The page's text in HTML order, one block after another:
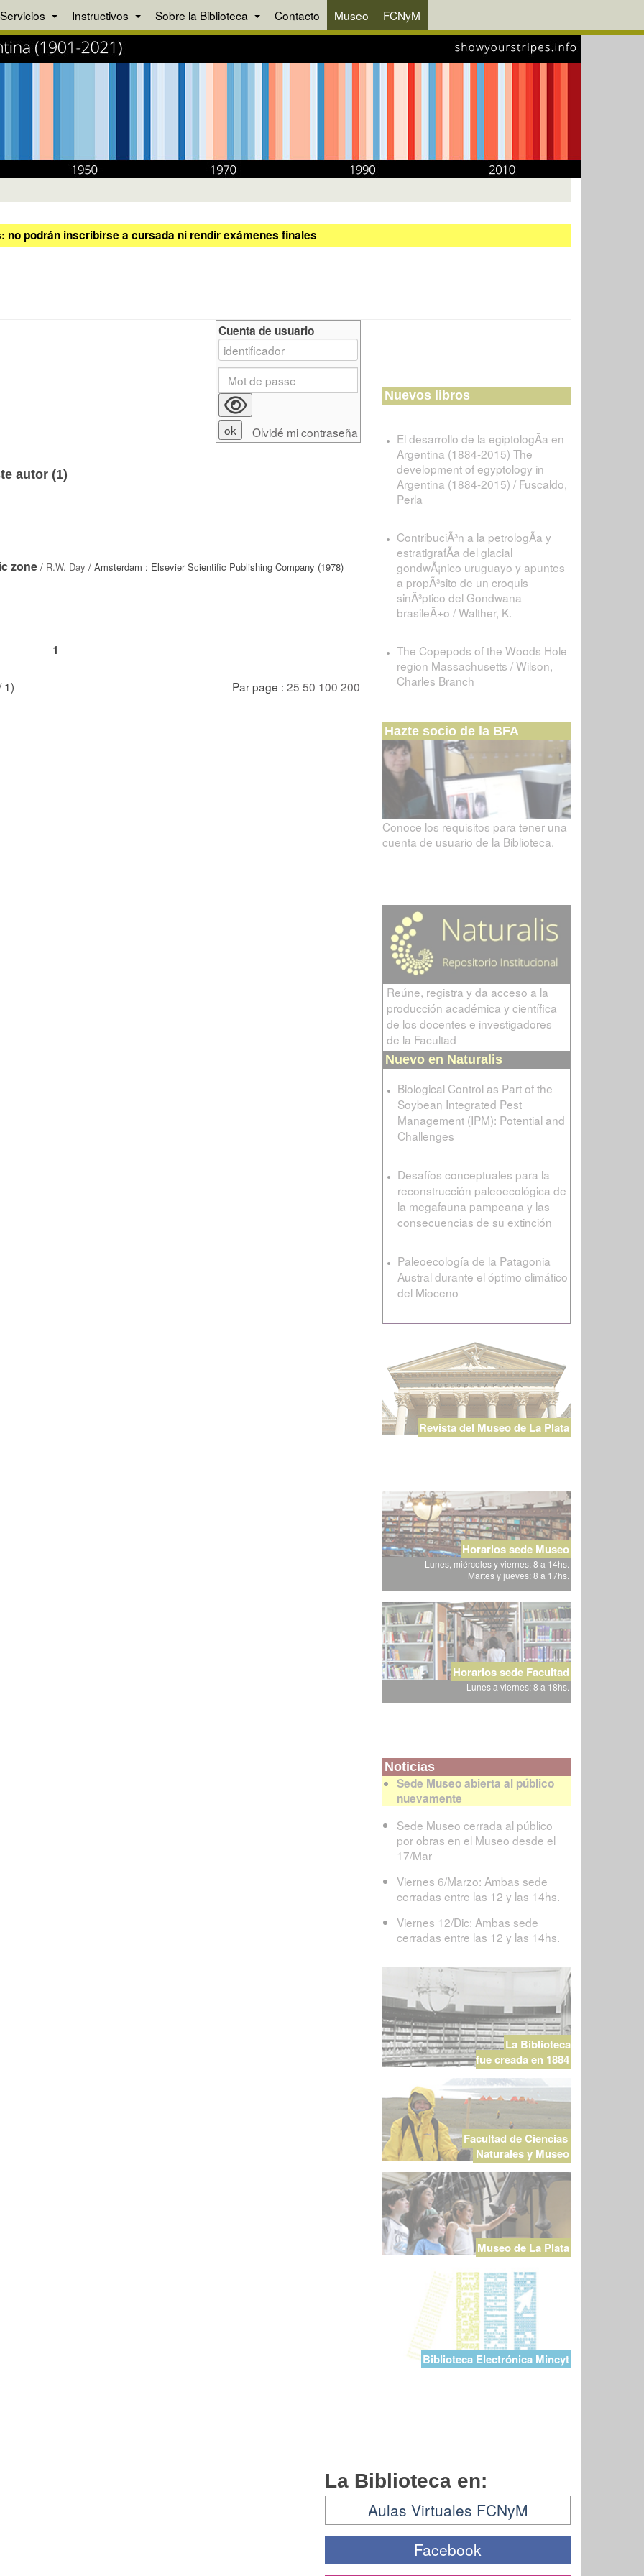
Servicios Instructivos Sobre la Biblioteca Contacto Museo FCNyM
podrán inscribirse a cursada ni rendir exámenes finales
autor (1)
zone / R.W. Day / Amsterdam : Elsevier Scientific Publishing Company (1978)
1
1) Par page : 25 50 100 200
Cuenta de usuario
Olvidé mi contraseña
Nuevos libros
El desarrollo de la egiptologÃ­a en
Argentina (1884-2015) The
development of egyptology in
Argentina (1884-2015) / Fuscaldo,
Perla
ContribuciÃ³n a la petrologÃ­a y
estratigrafÃ­a del glacial
gondwÃ¡nico uruguayo y apuntes
a propÃ³sito de un croquis
sinÃ³ptico del Gondwana
brasileÃ±o / Walther, K.
The Copepods of the Woods Hole
region Massachusetts / Wilson,
Charles Branch
Hazte socio de la BFA
Conoce los requisitos para tener una
cuenta de usuario de la Biblioteca.
Reúne, registra y da acceso a la
producción académica y científica
de los docentes e investigadores
de la Facultad
Nuevo en Naturalis
Biological Control as Part of the
Soybean Integrated Pest
Management (IPM): Potential and
Challenges
Desafíos conceptuales para la
reconstrucción paleoecológica de
la megafauna pampeana y las
consecuencias de su extinción
Paleoecología de la Patagonia
Austral durante el óptimo climático
del Mioceno
Revista del Museo de La Plata
Horarios sede Museo
Lunes, miércoles y viernes: 8 a 14hs.
Martes y jueves: 8 a 17hs.
Horarios sede Facultad
Lunes a viernes: 8 a 18hs.
Noticias
Sede Museo abierta al público
nuevamente
Sede Museo cerrada al público
por obras en el Museo desde el
17/Mar
Viernes 6/Marzo: Ambas sede
cerradas entre las 12 y las 14hs.
Viernes 12/Dic: Ambas sede
cerradas entre las 12 y las 14hs.
La Biblioteca
fue creada en 1884
Facultad de Ciencias
Naturales y Museo
Museo de La Plata
Biblioteca Electrónica Mincyt
La Biblioteca en:
Aulas Virtuales FCNyM
Facebook